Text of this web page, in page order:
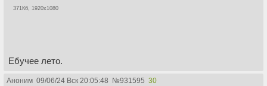
371Кб, 1920x1080
Ебучее лето.
Аноним 09/06/24 Вск 20:05:48 №931595 30